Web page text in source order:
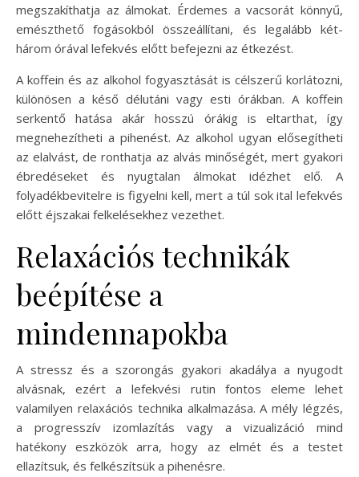
megszakíthatja az álmokat. Érdemes a vacsorát könnyű,
emészthető fogásokból összeállítani, és legalább két-
három órával lefekvés előtt befejezni az étkezést.
A koffein és az alkohol fogyasztását is célszerű korlátozni,
különösen a késő délutáni vagy esti órákban. A koffein
serkentő hatása akár hosszú órákig is eltarthat, így
megnehezítheti a pihenést. Az alkohol ugyan elősegítheti
az elalvást, de ronthatja az alvás minőségét, mert gyakori
ébredéseket és nyugtalan álmokat idézhet elő. A
folyadékbevitelre is figyelni kell, mert a túl sok ital lefekvés
előtt éjszakai felkelésekhez vezethet.
Relaxációs technikák
beépítése a
mindennapokba
A stressz és a szorongás gyakori akadálya a nyugodt
alvásnak, ezért a lefekvési rutin fontos eleme lehet
valamilyen relaxációs technika alkalmazása. A mély légzés,
a progresszív izomlazítás vagy a vizualizáció mind
hatékony eszközök arra, hogy az elmét és a testet
ellazítsuk, és felkészítsük a pihenésre.